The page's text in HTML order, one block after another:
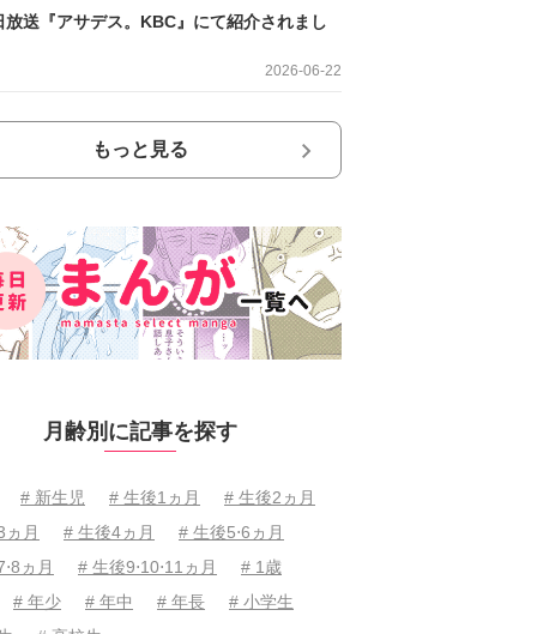
放送『アサデス。KBC』にて紹介されまし
2026-06-22
もっと見る
月齢別に記事を探す
# 新生児 # 生後1ヵ月
# 生後2ヵ月
ヵ月
# 生後4ヵ月
# 生後5⋅6ヵ月
ヵ月
# 生後9⋅10⋅11ヵ月
# 1歳
# 年少
# 年中 # 年長
# 小学生